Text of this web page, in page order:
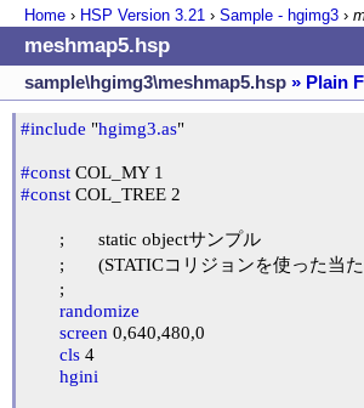
Home › HSP Version 3.21 › Sample - hgimg3 ›
meshmap5.hsp
sample\hgimg3\meshmap5.hsp » Plain
#include "hgimg3.as"
#const
#const COL_TREE 2
randomize
screen 0,640,480,0
cls 4
hgini